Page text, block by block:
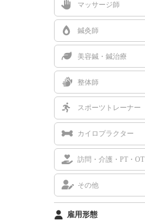
マッサージ師
鍼灸師
美容鍼・鍼治療
整体師
スポーツトレーナー
カイロプラクター
訪問・介護・PT・OT
その他
雇用形態